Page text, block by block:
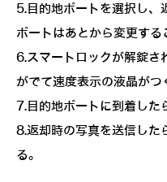
5.目的地ポートを選択し、
ポートはあとから変更する
6.スマートロックが解錠さ
がでて速度表示の液晶がつ
7.目的地ポートに到着した
8.返却時の写真を送信した
る。